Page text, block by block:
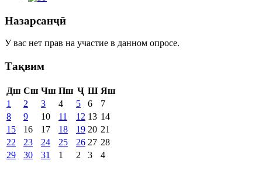
Назарсанҷӣ
У вас нет прав на участие в данном опросе.
Тақвим
Дш Сш Чш Пш Ҷ Ш Яш
1
2 3 4 5 6
7
8
9 10 11 12 13 14
15
16 17 18 19 20 21
22
23 24 25 26 27 28
29
30 31 1 2 3 4